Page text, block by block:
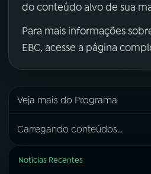
do conteúdo alvo de sua
Para mais informações
EBC, acesse a página
Veja mais do Programa
Carregando conteúdos...
Notícias Recentes